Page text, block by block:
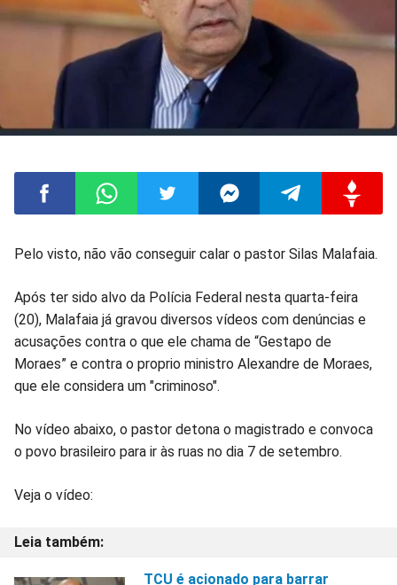
Compartilhar
no
Facebook
Compartilhar
no
Whatsapp
Compartilhar
no
Twitter
Compartilhar
no
Messenger
Compartilhar
no
Telegram
no
Gettr
Pelo visto, não vão conseguir calar o pastor Silas Malafaia.
Após ter sido alvo da Polícia Federal nesta quarta-feira
(20), Malafaia já gravou diversos vídeos com denúncias e
acusações contra o que ele chama de “Gestapo de
Moraes” e contra o proprio ministro Alexandre de Moraes,
que ele considera um "criminoso".
No vídeo abaixo, o pastor detona o magistrado e convoca
o povo brasileiro para ir às ruas no dia 7 de setembro.
Veja o vídeo:
TCU é acionado para barrar